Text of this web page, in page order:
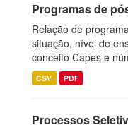
Programas de
Relação de
situação, nível de
conceito Capes e
CSV PDF
Processos